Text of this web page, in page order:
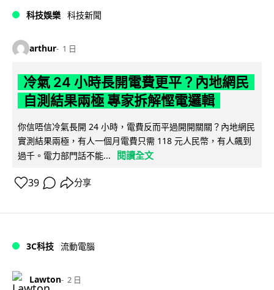
科技娛樂 科技新聞
arthur 1 日
冷氣 24 小時長開電費更平？內地網民
自測結果兩極 專家拆解慳電邏輯
你信唔信冷氣長開 24 小時，電費反而平過開開關關？內地網民
實測結果兩極，有人一個月電費只需 118 元人民幣，有人飆到
過千。電力部門話不能...
閱讀全文
39 分享
3C科技 流動電腦
Lawton 2 日